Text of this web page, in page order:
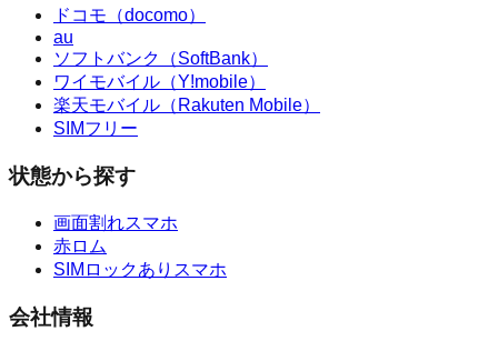
ドコモ（docomo）
au
ソフトバンク（SoftBank）
ワイモバイル（Y!mobile）
楽天モバイル（Rakuten Mobile）
SIMフリー
状態から探す
画面割れスマホ
赤ロム
SIMロックありスマホ
会社情報